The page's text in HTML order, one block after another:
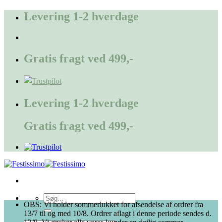
FortsætLevering 1-2 hverdage
Gratis fragt ved 499,-
Levering 1-2 hverdage
Gratis fragt ved 499,-
Søg
efter:
OBS: Vi holder sommerlukket for afsendelse af ordrer fra
13/7 til og med 10/8. Ordrer aflagt i denne periode sendes d.